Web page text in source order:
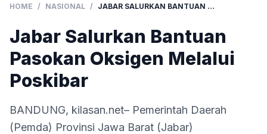
HOME / NASIONAL / JABAR SALURKAN BANTUAN PASOKAN OKSIGEN MELALUI POSKIBAR
Jabar Salurkan Bantuan
Pasokan Oksigen Melalui
Poskibar
BANDUNG, kilasan.net– Pemerintah Daerah
(Pemda) Provinsi Jawa Barat (Jabar)